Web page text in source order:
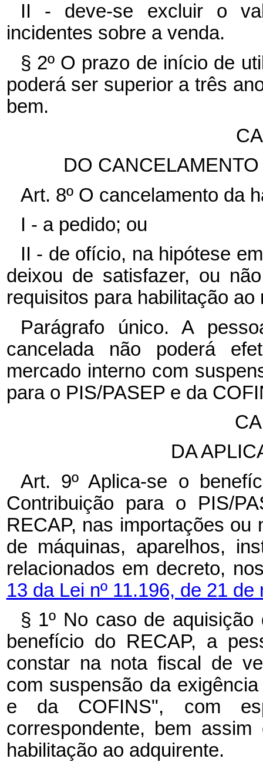
II - deve-se excluir o
incidentes sobre a venda.
§ 2º O prazo de início de
poderá ser superior a três
bem.
DO
Art. 8º O cancelamento da
I - a pedido; ou
II - de ofício, na hipótese
deixou de satisfazer, ou
requisitos para habilitação ao
Parágrafo único. A
cancelada não poderá
mercado interno com
para o PIS/PASEP e da
DA
Art. 9º Aplica-se o
Contribuição para o PIS/
RECAP, nas importações
de máquinas, aparelhos,
relacionados em decreto,
13 da Lei nº 11.196, de 21
§ 1º No caso de
benefício do RECAP, a
constar na nota fiscal de
com suspensão da
e da COFINS", com
correspondente, bem
habilitação ao adquirente.